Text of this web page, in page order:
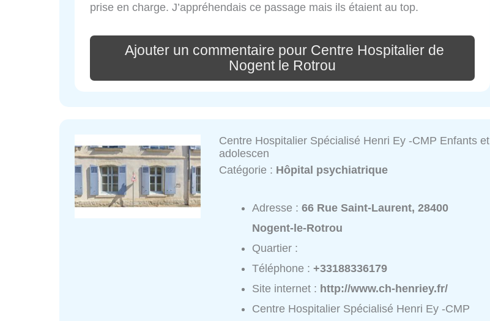
prise en charge. J’appréhendais ce passage mais ils étaient au top.
Ajouter un commentaire pour Centre Hospitalier de
Nogent le Rotrou
Centre Hospitalier Spécialisé Henri Ey -CMP Enfants et
adolescen
Catégorie : Hôpital psychiatrique
Adresse :66 Rue Saint-Laurent, 28400
Nogent-le-Rotrou
Quartier :
Téléphone :+33188336179
Site internet : http://www.ch-henriey.fr/
Centre Hospitalier Spécialisé Henri Ey -CMP